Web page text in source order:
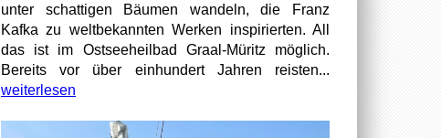
unter schattigen Bäumen wandeln, die Franz
Kafka zu weltbekannten Werken inspirierten. All
das ist im Ostseeheilbad Graal-Müritz möglich.
Bereits vor über einhundert Jahren reisten...
weiterlesen